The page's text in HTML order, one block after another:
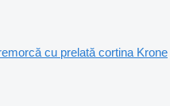
cu prelată cortina Krone